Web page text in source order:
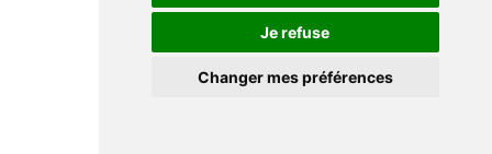
Je refuse
Changer mes préférences